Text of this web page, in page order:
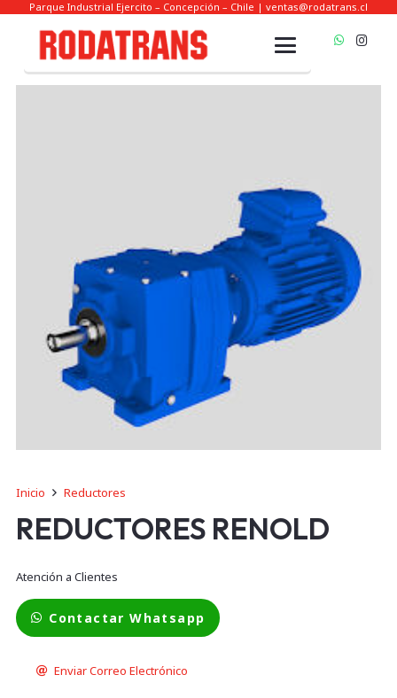
Parque Industrial Ejercito – Concepción – Chile | ventas@rodatrans.cl
Inicio Reductores
REDUCTORES RENOLD
Atención a Clientes
Contactar Whatsapp
Enviar Correo Electrónico